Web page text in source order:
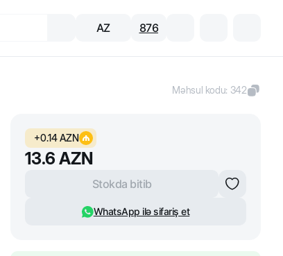
AZ 876
Məhsul kodu: 342
+0.14AZN
13.6 AZN
Stokda bitib
WhatsApp ilə sifariş et